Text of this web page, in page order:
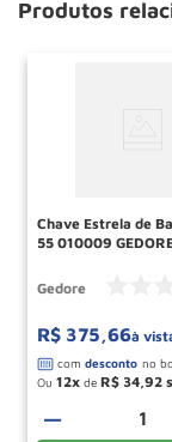
Produtos
Chave Estrela de
55 010009
Gedore
R$ 375,66à
Ou 12 de R$ 34,92
－